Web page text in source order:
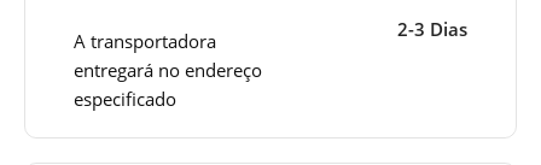
A transportadora
entregará no endereço
especificado
2-3 Dias